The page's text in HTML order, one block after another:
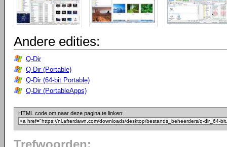
Andere edities:
Q-Dir
Q-Dir (Portable)
Q-Dir (64-bit Portable)
Q-Dir (PortableApps)
HTML code om naar deze pagina te linken: